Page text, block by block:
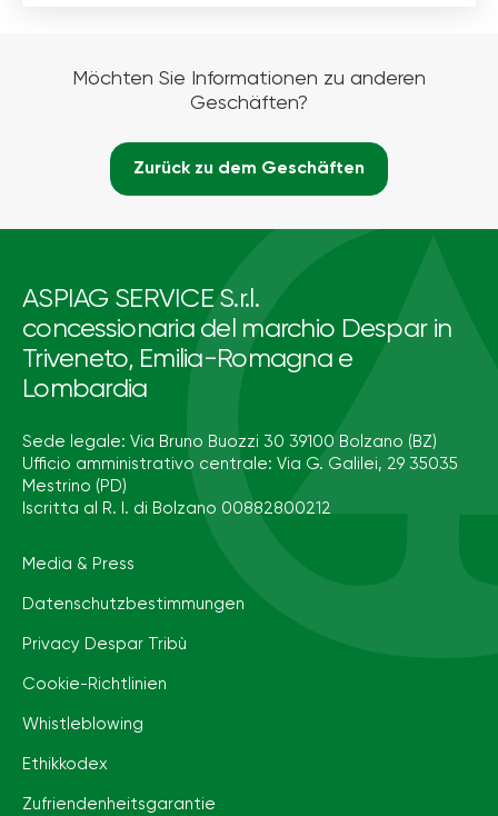
Möchten Sie Informationen zu anderen
Geschäften?
Zurück zu dem Geschäften
ASPIAG SERVICE S.r.l.
concessionaria del marchio Despar in
Triveneto, Emilia-Romagna e
Lombardia
Sede legale: Via Bruno Buozzi 30 39100 Bolzano (BZ)
Ufficio amministrativo centrale: Via G. Galilei, 29 35035
Mestrino (PD)
Iscritta al R. I. di Bolzano 00882800212
Media & Press
Datenschutzbestimmungen
Privacy Despar Tribù
Cookie-Richtlinien
Whistleblowing
Ethikkodex
Zufriendenheitsgarantie